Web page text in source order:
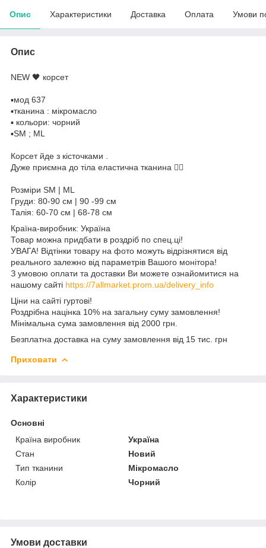
Опис Характеристики Доставка Оплата Умови
Опис
NEW 🖤 корсет
▪️мод 637
▪️тканина : мікромасло
▪️ кольори: чорний
▪️SM ; ML
Корсет йде з кісточками .
Дуже приємна до тіла еластична тканина 👌🏻
Розміри SM | ML
Груди: 80-90 см | 90 -99 см
Талія: 60-70 см | 68-78 см
Країна-виробник: Україна
Товар можна придбати в роздріб по спец.ці!
УВАГА! Відтінки товару на фото можуть відрізнятися від
реального залежно від параметрів Вашого монітора!
З умовою оплати та доставки Ви можете ознайомитися на
нашому сайті https://7allmarket.prom.ua/delivery_info
Ціни на сайті гуртові!
Роздрібна націнка 10% на загальну суму замовлення!
Мінімальна сума замовлення від 2000 грн.
Безплатна доставка на суму замовлення від 15 тис. грн
Приховати
Характеристики
Основні
Країна виробник
Україна
Стан
Новий
Тип тканини
Мікромасло
Колір
Чорний
Умови доставки